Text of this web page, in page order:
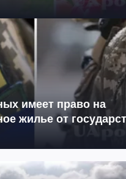
имеет право на
жилье от